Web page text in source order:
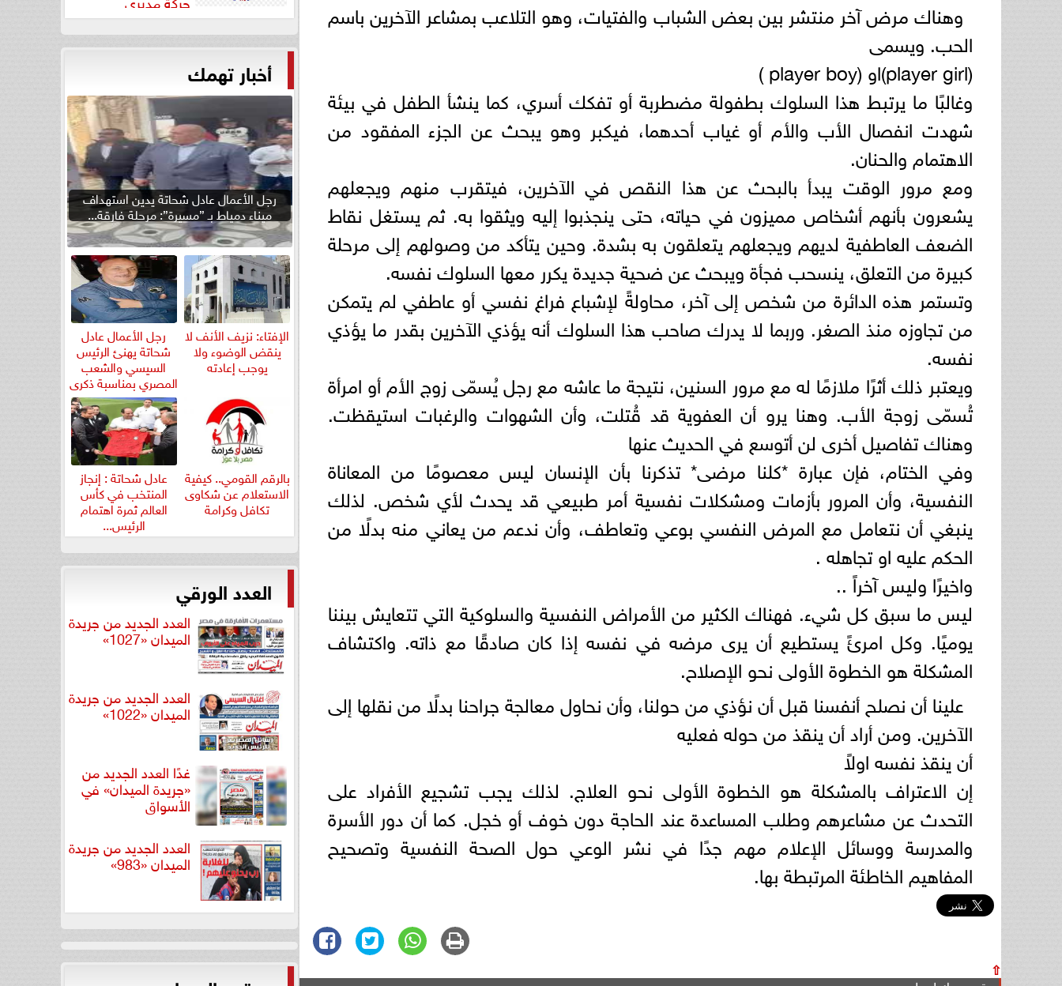
وهناك مرض آخر منتشر بين بعض الشباب والفتيات، وهو التلاعب بمشاعر الآخرين باسم
الحب. ويسمى
(player girl)او (player boy )
وغالبًا ما يرتبط هذا السلوك بطفولة مضطربة أو تفكك أسري، كما ينشأ الطفل في بيئة
شهدت انفصال الأب والأم أو غياب أحدهما، فيكبر وهو يبحث عن الجزء المفقود من
الاهتمام والحنان.
ومع مرور الوقت يبدأ بالبحث عن هذا النقص في الآخرين، فيتقرب منهم ويجعلهم
يشعرون بأنهم أشخاص مميزون في حياته، حتى ينجذبوا إليه ويثقوا به. ثم يستغل نقاط
الضعف العاطفية لديهم ويجعلهم يتعلقون به بشدة. وحين يتأكد من وصولهم إلى مرحلة
كبيرة من التعلق، ينسحب فجأة ويبحث عن ضحية جديدة يكرر معها السلوك نفسه.
وتستمر هذه الدائرة من شخص إلى آخر، محاولةً لإشباع فراغ نفسي أو عاطفي لم يتمكن
من تجاوزه منذ الصغر. وربما لا يدرك صاحب هذا السلوك أنه يؤذي الآخرين بقدر ما يؤذي
نفسه.
ويعتبر ذلك أثرًا ملازمًا له مع مرور السنين، نتيجة ما عاشه مع رجل يُسمّى زوج الأم أو امرأة
تُسمّى زوجة الأب. وهنا يرو أن العفوية قد قُتلت، وأن الشهوات والرغبات استيقظت.
وهناك تفاصيل أخرى لن أتوسع في الحديث عنها
وفي الختام، فإن عبارة *كلنا مرضى* تذكرنا بأن الإنسان ليس معصومًا من المعاناة
النفسية، وأن المرور بأزمات ومشكلات نفسية أمر طبيعي قد يحدث لأي شخص. لذلك
ينبغي أن نتعامل مع المرض النفسي بوعي وتعاطف، وأن ندعم من يعاني منه بدلًا من
الحكم عليه او تجاهله .
واخيرًا وليس آخراً ..
ليس ما سبق كل شيء. فهناك الكثير من الأمراض النفسية والسلوكية التي تتعايش بيننا
يوميًا. وكل امرئً يستطيع أن يرى مرضه في نفسه إذا كان صادقًا مع ذاته. واكتشاف
المشكلة هو الخطوة الأولى نحو الإصلاح.
علينا أن نصلح أنفسنا قبل أن نؤذي من حولنا، وأن نحاول معالجة جراحنا بدلًا من نقلها إلى
الآخرين. ومن أراد أن ينقذ من حوله فعليه
أن ينقذ نفسه اولاً
إن الاعتراف بالمشكلة هو الخطوة الأولى نحو العلاج. لذلك يجب تشجيع الأفراد على
التحدث عن مشاعرهم وطلب المساعدة عند الحاجة دون خوف أو خجل. كما أن دور الأسرة
والمدرسة ووسائل الإعلام مهم جدًا في نشر الوعي حول الصحة النفسية وتصحيح
المفاهيم الخاطئة المرتبطة بها.
⇧
”مستشفيات...
أخبار تهمك
رجل الأعمال عادل شحاتة يدين استهداف
ميناء دمياط بـ ”مسيرة”: مرحلة فارقة...
الإفتاء: نزيف الأنف لا
ينقض الوضوء ولا
يوجب إعادته
رجل الأعمال عادل
شحاتة يهنئ الرئيس
السيسي والشعب
المصري بمناسبة ذكرى
ثورة...
بالرقم القومي.. كيفية
الاستعلام عن شكاوى
تكافل وكرامة
عادل شحاتة : إنجاز
المنتخب في كأس
العالم ثمرة اهتمام
الرئيس...
العدد الورقي
العدد الجديد من جريدة
الميدان «1027»
العدد الجديد من جريدة
الميدان «1022»
غدًا العدد الجديد من
«جريدة الميدان» في
الأسواق
العدد الجديد من جريدة
الميدان «983»